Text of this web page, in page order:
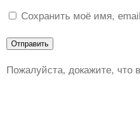
Сохранить моё имя,
Пожалуйста, докажите, что